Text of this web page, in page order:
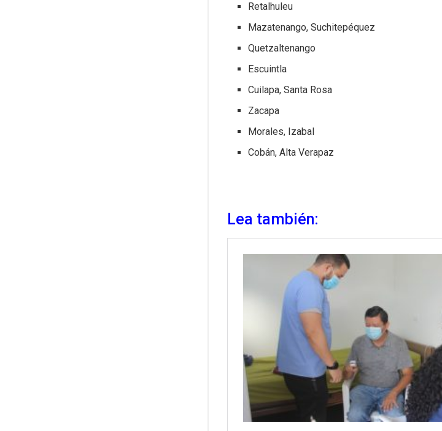
Retalhuleu
Mazatenango, Suchitepéquez
Quetzaltenango
Escuintla
Cuilapa, Santa Rosa
Zacapa
Morales, Izabal
Cobán, Alta Verapaz
Lea también: